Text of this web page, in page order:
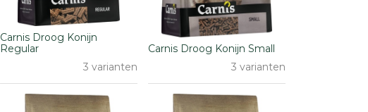
Carnis Droog Konijn
Regular
3 varianten
Carnis Droog Konijn Small
3 varianten